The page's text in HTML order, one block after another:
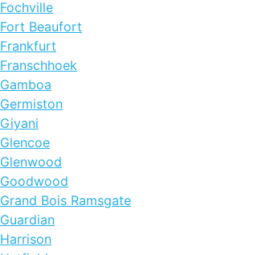
Fochville
Fort Beaufort
Frankfurt
Franschhoek
Gamboa
Germiston
Giyani
Glencoe
Glenwood
Goodwood
Grand Bois Ramsgate
Guardian
Harrison